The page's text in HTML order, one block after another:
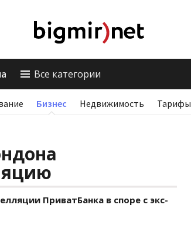
Все категории
Бизнес Недвижимость Тарифы
ПриватБанка в споре с экс-